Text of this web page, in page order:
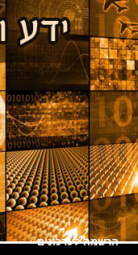
הרשמה לעדכונים